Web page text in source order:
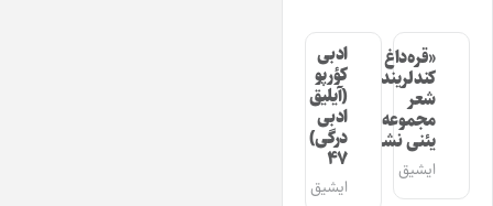
«قره‌داغ
کندلرینده»
شعر
مجموعه‌سینین
یئنی نشری
ایشیق
ادبی
کؤرپو
(آیلیق
ادبی
درگی)
۴۷
ایشیق